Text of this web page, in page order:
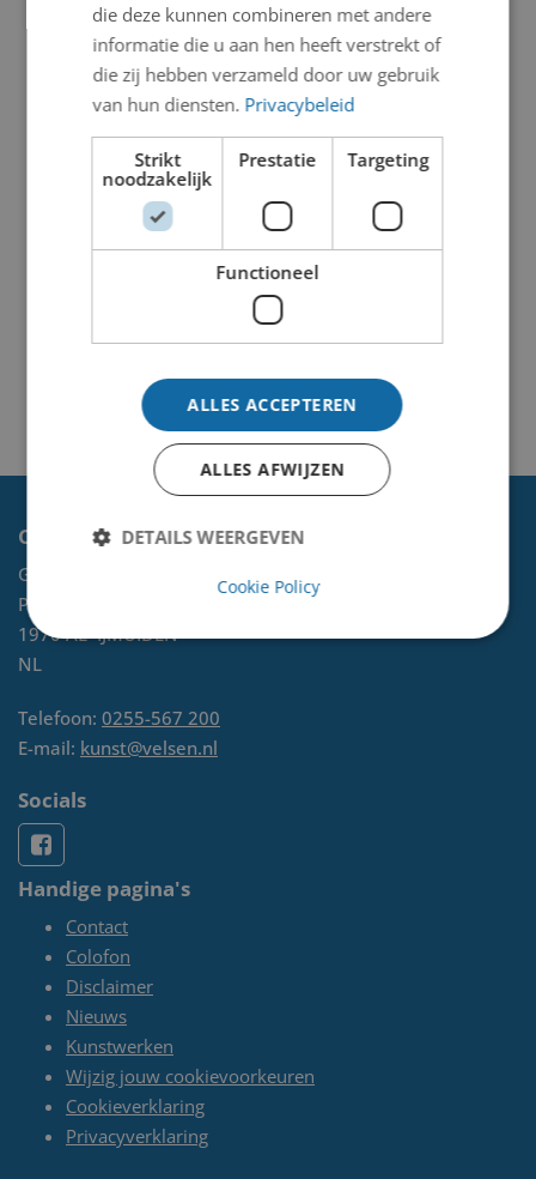
Contact
Gemeente Velsen
Postbus 465
1970 AL IJMUIDEN
NL
Telefoon: 0255-567 200
E-mail: kunst@velsen.nl
Socials
Handige pagina's
Contact
Colofon
Disclaimer
Nieuws
Kunstwerken
Wijzig jouw cookievoorkeuren
Cookieverklaring
Privacyverklaring
die deze kunnen combineren met andere
informatie die u aan hen heeft verstrekt of
die zij hebben verzameld door uw gebruik
van hun diensten. Privacybeleid
Strikt
noodzakelijk
Prestatie Targeting
Functioneel
ALLES ACCEPTEREN
ALLES AFWIJZEN
DETAILS WEERGEVEN
Cookie Policy